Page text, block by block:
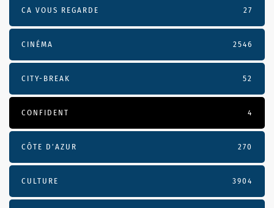
CA VOUS REGARDE 27
CINÉMA 2546
CITY-BREAK 52
CONFIDENT 4
CÔTE D’AZUR 270
CULTURE 3904